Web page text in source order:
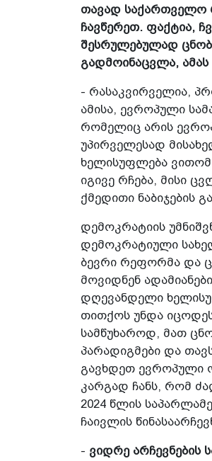
თავად საქართველო
ჩავწერეთ. ფაქტია,
შესრულებულად
გადმოინაცვლა,
- რასაკვირველია,
ამისა, ევროპული
რომელიც არის
უპირველესად
ხელისუფლება
იგივე რჩება, მისი
ქმედითი ნაბიჯების
დემოკრატიის
დემოკრატიული
ბევრი რეფორმა და
მოვიდნენ
დღევანდელი
თითქოს უნდა
სამწუხაროდ, მათ
პარადიგმები და
გავხდეთ ევროპული
კარგად ჩანს, რომ
2024 წლის
ჩაივლის
- ვიდრე არჩევნების